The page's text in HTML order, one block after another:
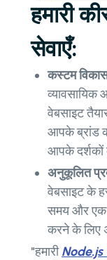
हमारी
सेवाएँ:
कस्टम
वेबसाइट
आपके ब्रांड
आपके दर्शकों
अनुकूलित
वेबसाइट के
समय और एक
करने के लिए
"हमारीNode.js